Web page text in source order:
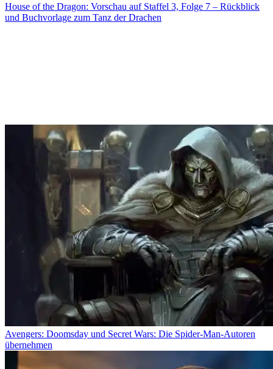
House of the Dragon: Vorschau auf Staffel 3, Folge 7 – Rückblick
und Buchvorlage zum Tanz der Drachen
Avengers: Doomsday und Secret Wars: Die Spider-Man-Autoren
übernehmen